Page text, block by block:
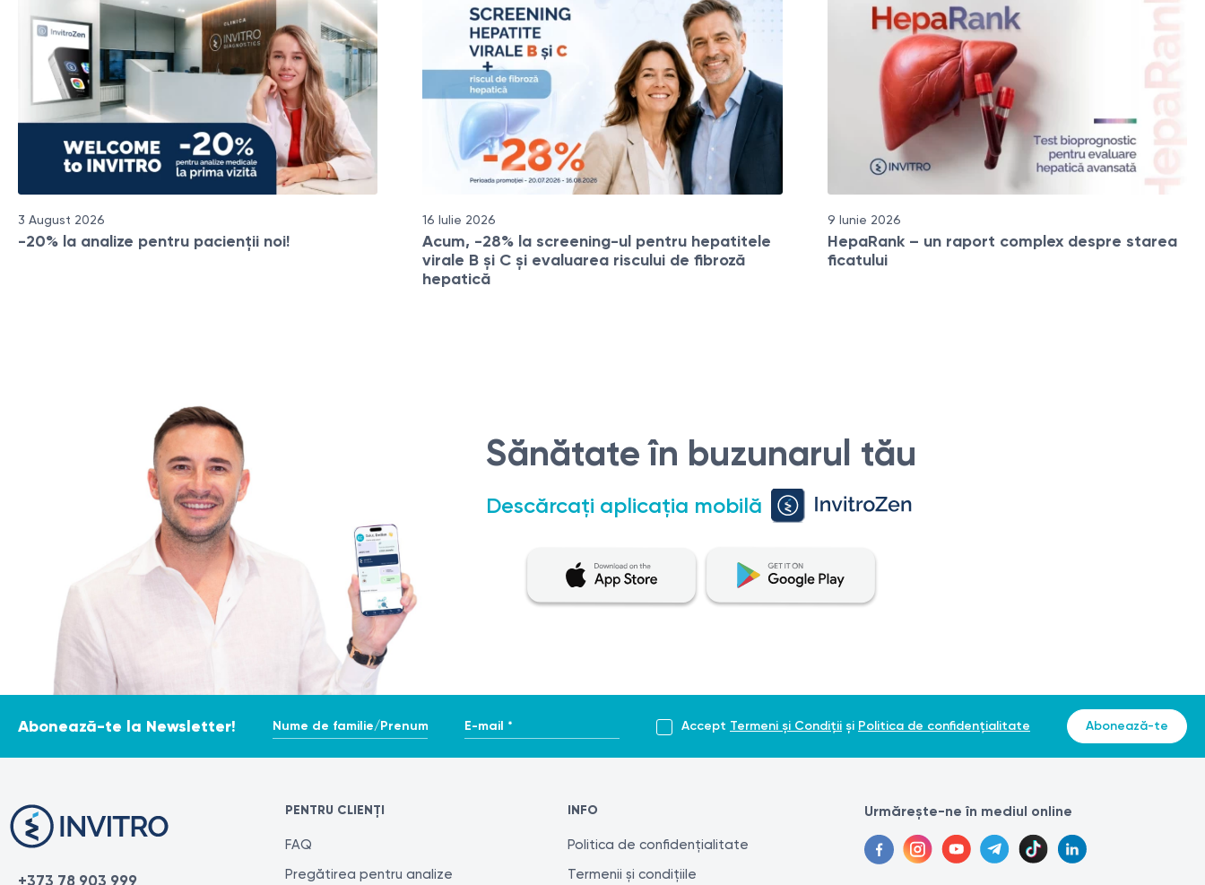
3 August 2026
-20% la analize pentru pacienții noi!
16 Iulie 2026
Acum, -28% la screening-ul pentru hepatitele
virale B și C și evaluarea riscului de fibroză
hepatică
9 Iunie 2026
HepaRank – un raport complex despre starea
ficatului
Sănătate în buzunarul tău
Descărcați aplicația mobilă
Abonează-te la Newsletter! Nume de familie/Prenume * E-mail * Accept Termeni și Condiții și Politica de confidențialitate Abonează-te
+373 78 903 999
PENTRU CLIENȚI
FAQ
Pregătirea pentru analize
INFO
Politica de confidențialitate
Termenii și condițiile
Urmărește-ne în mediul online